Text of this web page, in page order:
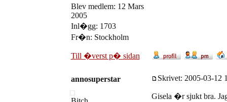
Blev medlem: 12 Mars
2005
Inl�gg: 1703
Fr�n: Stockholm
Till �verst p� sidan
annosuperstar Skrivet: 2005-03-12
Gisela �r sjukt bra.